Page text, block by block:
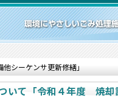
シーケンサ更新修繕」
いて「令和４年度 焼却